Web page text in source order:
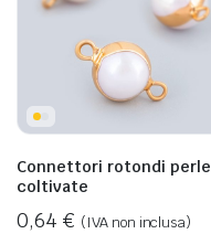
Connettori rotondi perle
coltivate
0,64 € (IVA non inclusa)